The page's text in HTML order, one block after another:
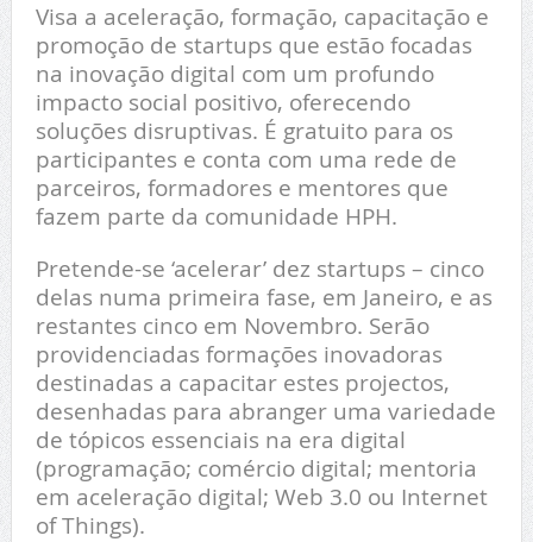
Visa a aceleração, formação, capacitação e
promoção de startups que estão focadas
na inovação digital com um profundo
impacto social positivo, oferecendo
soluções disruptivas. É gratuito para os
participantes e conta com uma rede de
parceiros, formadores e mentores que
fazem parte da comunidade HPH.
Pretende-se ‘acelerar’ dez startups – cinco
delas numa primeira fase, em Janeiro, e as
restantes cinco em Novembro. Serão
providenciadas formações inovadoras
destinadas a capacitar estes projectos,
desenhadas para abranger uma variedade
de tópicos essenciais na era digital
(programação; comércio digital; mentoria
em aceleração digital; Web 3.0 ou Internet
of Things).